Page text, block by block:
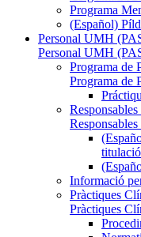
Programa
(Español)
Personal UMH
Personal UMH
Programa de
Programa de
Informació
Pràctiques
Pràctiques